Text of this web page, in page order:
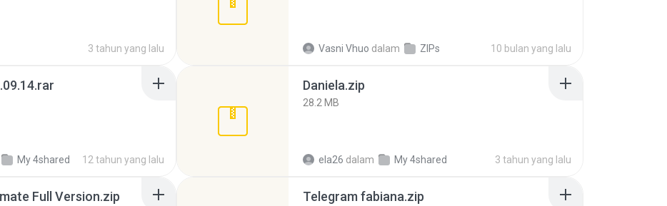
3 tahun yang lalu Vasni Vhuo dalam ZIPs 10 bulan yang lalu
My 4shared 12 tahun yang lalu
Daniela.zip
28.2 MB
ela26 dalam My 4shared 3 tahun yang lalu
Full Version.zip Telegram fabiana.zip